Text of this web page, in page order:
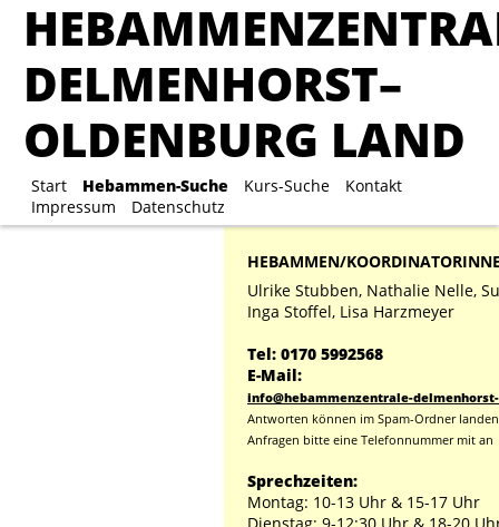
DELMENHORST–
OLDENBURG LAND
Start Hebammen-Suche Kurs-Suche
Kontakt
Impressum
Datenschutz
DELMENHORST–
OLDENBURG LAND
Start Hebammen-Suche Kurs-Suche Kontakt
HEBAMMEN/
Ulrike Stubben, Nathalie Nelle,
Inga Stoffel, Lisa Harzmeyer
Tel: 0170 5992568
E-Mail:
info@hebammenzentrale-
Antworten können im Spam-Ordner
Anfragen bitte eine Telefonnummer mit an
Sprechzeiten:
Montag: 10-13 Uhr & 15-17 Uhr